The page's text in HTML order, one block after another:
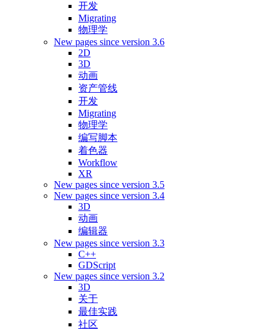
开发
Migrating
物理学
New pages since version 3.6
2D
3D
动画
资产管线
开发
Migrating
物理学
编写脚本
着色器
Workflow
XR
New pages since version 3.5
New pages since version 3.4
3D
动画
编辑器
New pages since version 3.3
C++
GDScript
New pages since version 3.2
3D
关于
最佳实践
社区